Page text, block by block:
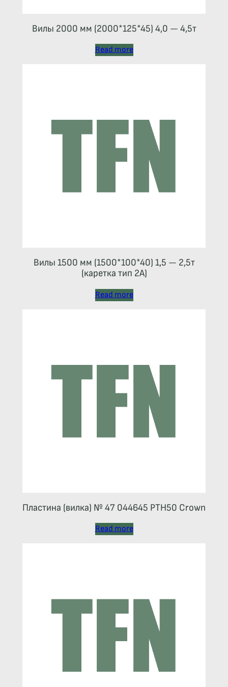
Вилы 2000 мм (2000*125*45) 4,0 — 4,5т
Read more
Вилы 1500 мм (1500*100*40) 1,5 — 2,5т
(каретка тип 2A)
Read more
Пластина (вилка) № 47 044645 РТН50 Crown
Read more